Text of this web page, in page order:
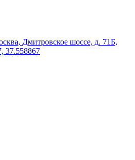
Дмитровское шоссе, д. 71Б,
37.558867